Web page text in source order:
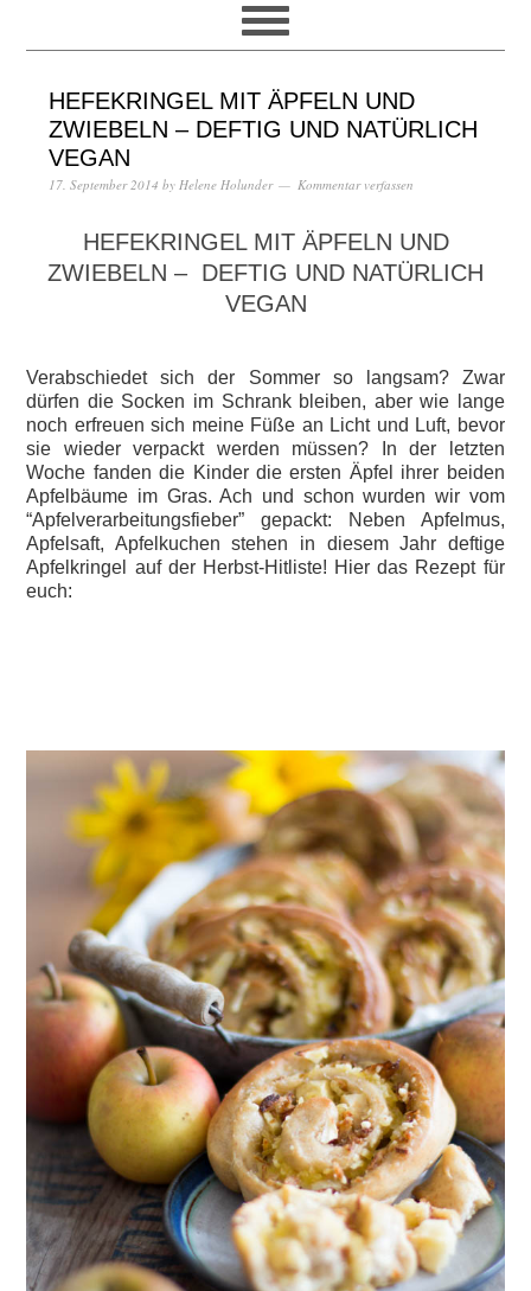
HEFEKRINGEL MIT ÄPFELN UND
ZWIEBELN – DEFTIG UND NATÜRLICH
VEGAN
17. September 2014 by Helene Holunder Kommentar verfassen
HEFEKRINGEL MIT ÄPFELN UND
ZWIEBELN – DEFTIG UND NATÜRLICH
VEGAN
Verabschiedet sich der Sommer so langsam? Zwar
dürfen die Socken im Schrank bleiben, aber wie lange
noch erfreuen sich meine Füße an Licht und Luft, bevor
sie wieder verpackt werden müssen? In der letzten
Woche fanden die Kinder die ersten Äpfel ihrer beiden
Apfelbäume im Gras. Ach und schon wurden wir vom
“Apfelverarbeitungsfieber” gepackt: Neben Apfelmus,
Apfelsaft, Apfelkuchen stehen in diesem Jahr deftige
Apfelkringel auf der Herbst-Hitliste! Hier das Rezept für
euch: